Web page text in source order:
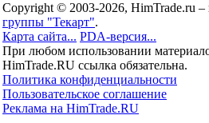
Copyright © 2003-2026, HimTrade.ru –
группы "Текарт".
Карта сайта... PDA-версия...
При любом использовании
HimTrade.RU ссылка обязательна.
Политика конфиденциальности
Пользовательское соглашение
Реклама на HimTrade.RU